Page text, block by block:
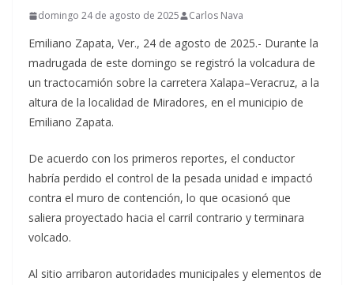
domingo 24 de agosto de 2025 Carlos Nava
Emiliano Zapata, Ver., 24 de agosto de 2025.- Durante la
madrugada de este domingo se registró la volcadura de
un tractocamión sobre la carretera Xalapa–Veracruz, a la
altura de la localidad de Miradores, en el municipio de
Emiliano Zapata.
De acuerdo con los primeros reportes, el conductor
habría perdido el control de la pesada unidad e impactó
contra el muro de contención, lo que ocasionó que
saliera proyectado hacia el carril contrario y terminara
volcado.
Al sitio arribaron autoridades municipales y elementos de